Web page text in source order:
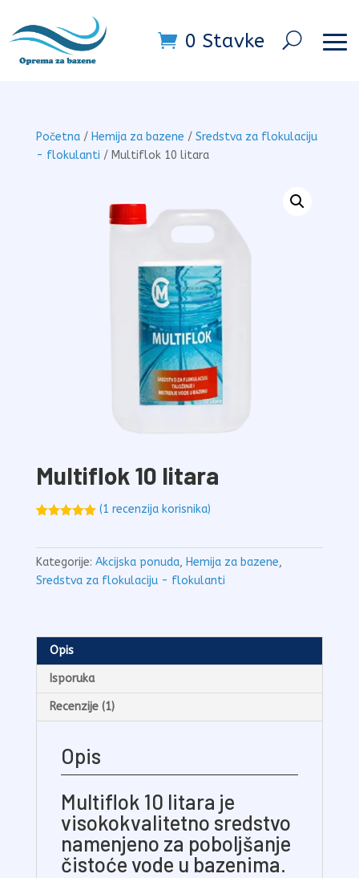
0 Stavke
Početna/ Hemija za bazene / Sredstva za flokulaciju
- flokulanti / Multiflok 10 litara
Multiflok 10 litara
na osnovu
ocene kupca
(1 recenzija korisnika)
Kategorije: Akcijska ponuda, Hemija za bazene,
Sredstva za flokulaciju - flokulanti
Opis
Isporuka
Recenzije (1)
Opis
Multiflok 10 litara je
visokokvalitetno sredstvo
namenjeno za poboljšanje
čistoće vode u bazenima.